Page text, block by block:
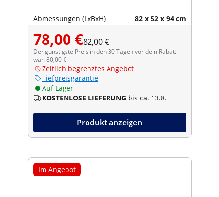
Abmessungen (LxBxH) 82 x 52 x 94 cm
78,00 €82,00 €
Der günstigste Preis in den 30 Tagen vor dem Rabatt
war: 80,00 €
Zeitlich begrenztes Angebot
Tiefpreisgarantie
Auf Lager
KOSTENLOSE LIEFERUNG bis ca. 13.8.
Produkt anzeigen
Im Angebot